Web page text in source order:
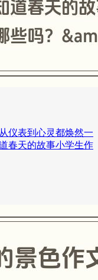
仪表到心灵都焕然一
春天的故事小学生作